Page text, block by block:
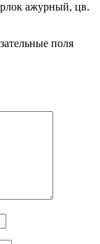
ажурный, цв.
поля